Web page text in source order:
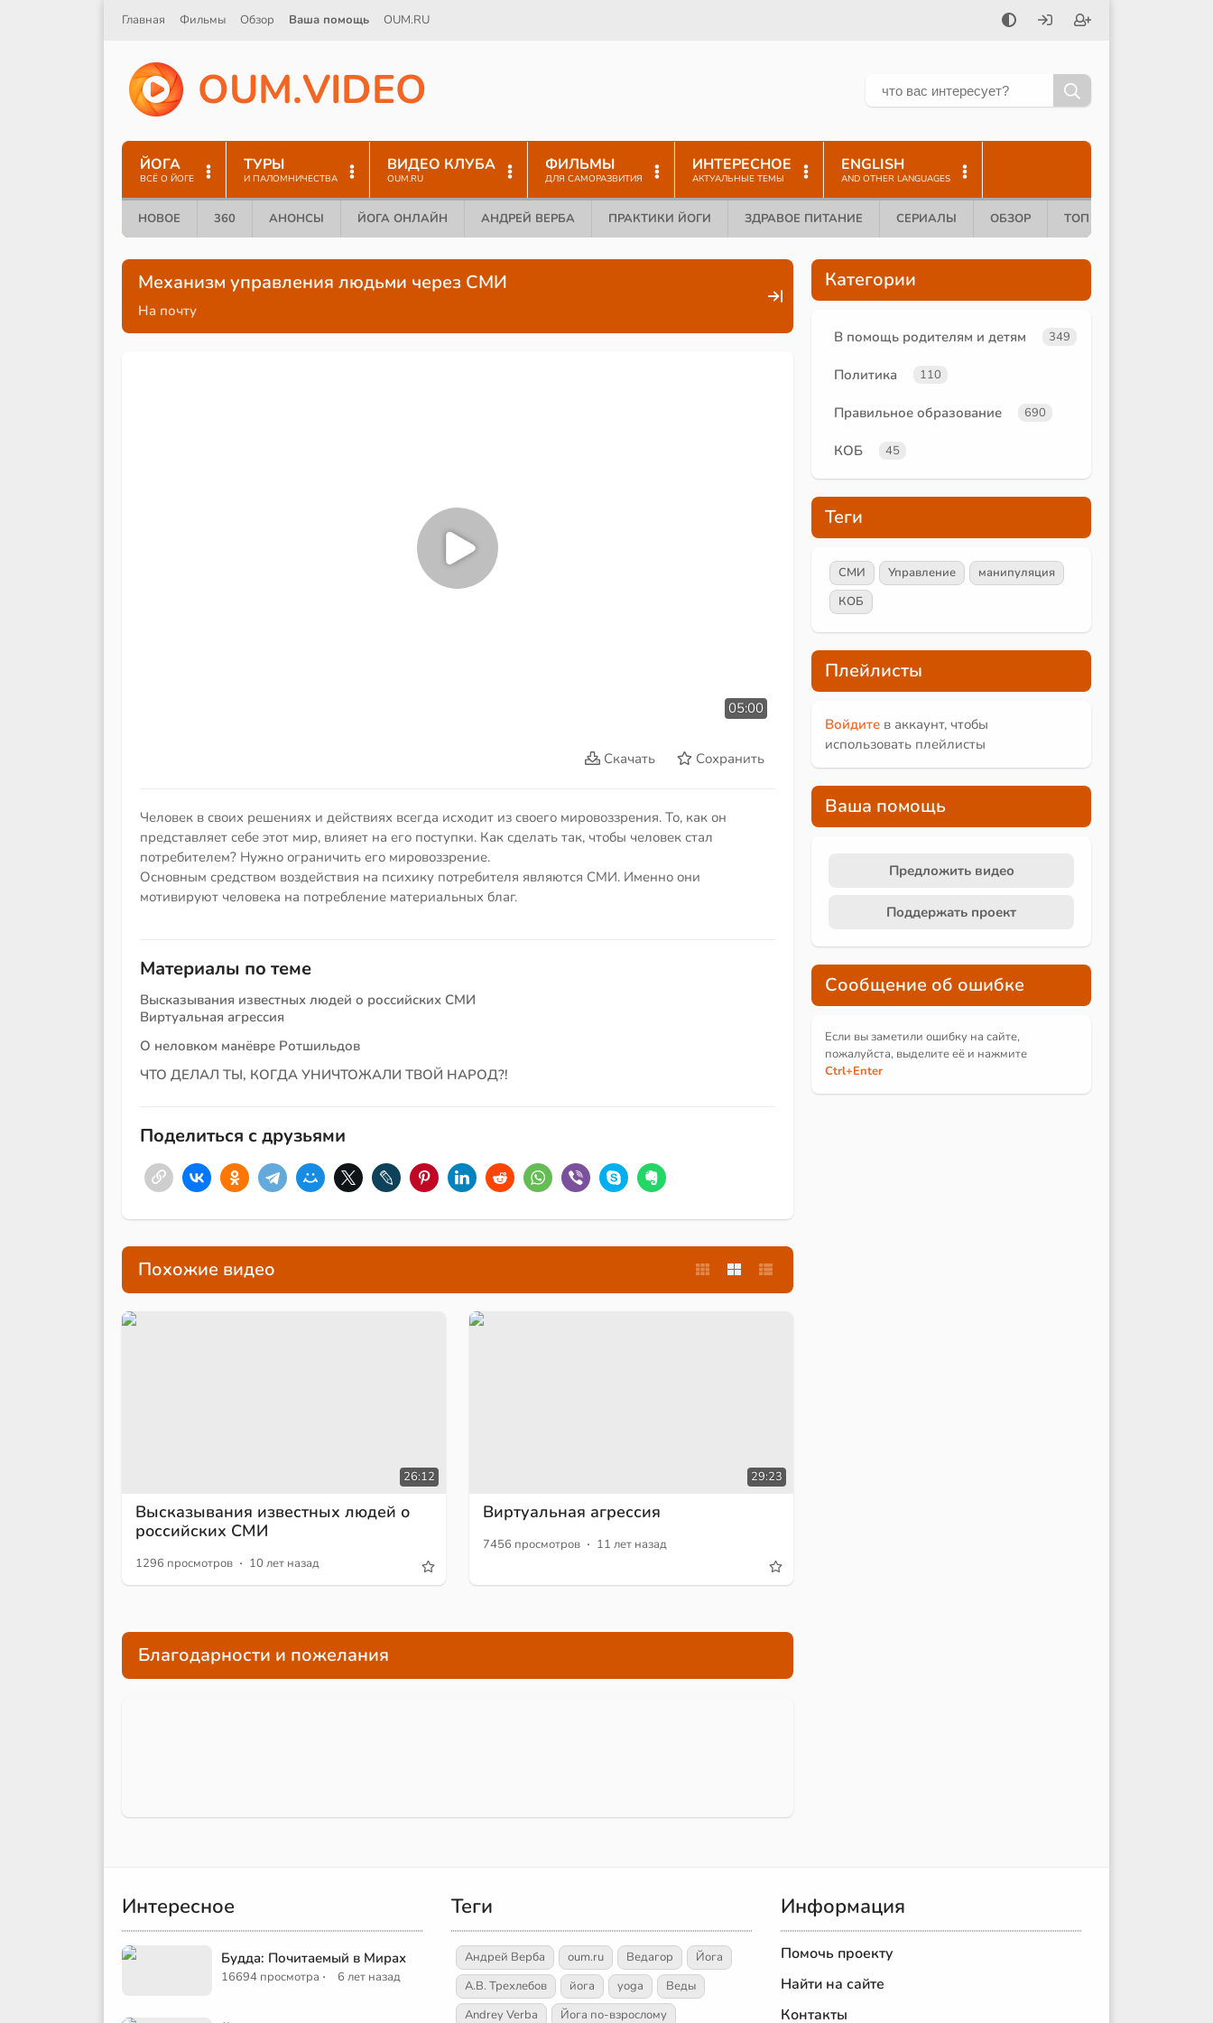
Главная Фильмы Обзор Ваша помощь OUM.RU
OUM.VIDEO
ЙОГА
ВСЁ О ЙОГЕ
ТУРЫ
И ПАЛОМНИЧЕСТВА
ВИДЕО КЛУБА
OUM.RU
ФИЛЬМЫ
ДЛЯ САМОРАЗВИТИЯ
ИНТЕРЕСНОЕ
АКТУАЛЬНЫЕ ТЕМЫ
ENGLISH
AND OTHER LANGUAGES
НОВОЕ 360 АНОНСЫ ЙОГА ОНЛАЙН АНДРЕЙ ВЕРБА ПРАКТИКИ ЙОГИ ЗДРАВОЕ ПИТАНИЕ СЕРИАЛЫ ОБЗОР ТОП 10
Механизм управления людьми через СМИ
На почту
05:00
Скачать Сохранить
Человек в своих решениях и действиях всегда исходит из своего мировоззрения. То, как он
представляет себе этот мир, влияет на его поступки. Как сделать так, чтобы человек стал
потребителем? Нужно ограничить его мировоззрение.
Основным средством воздействия на психику потребителя являются СМИ. Именно они
мотивируют человека на потребление материальных благ.
Материалы по теме
Высказывания известных людей о российских СМИ
Виртуальная агрессия
О неловком манёвре Ротшильдов
ЧТО ДЕЛАЛ ТЫ, КОГДА УНИЧТОЖАЛИ ТВОЙ НАРОД?!
Поделиться с друзьями
Похожие видео
26:12
Высказывания известных людей о
российских СМИ
1296 просмотров · 10 лет назад
29:23
Виртуальная агрессия
7456 просмотров · 11 лет назад
Благодарности и пожелания
Категории
В помощь родителям и детям 349
Политика 110
Правильное образование 690
КОБ 45
Теги
СМИ Управление
манипуляция
КОБ
Плейлисты
Войдите в аккаунт, чтобы
использовать плейлисты
Ваша помощь
Предложить видео
Поддержать проект
Сообщение об ошибке
Если вы заметили ошибку на сайте,
пожалуйста, выделите её и нажмите
Ctrl+Enter
Интересное
Будда: Почитаемый в Мирах
16694 просмотра · 6 лет назад
Теги
Андрей Верба oum.ru Ведагор
Йога
А.В. Трехлебов
йога yoga
Веды
Andrey Verba
Йога по-взрослому
Информация
Помочь проекту
Найти на сайте
Контакты